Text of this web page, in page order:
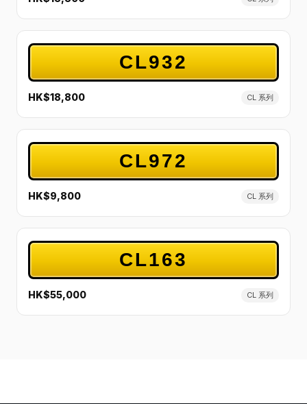
CL932
HK$18,800 CL 系列
CL972
HK$9,800 CL 系列
CL163
HK$55,000 CL 系列